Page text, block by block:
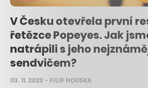
V Česku otevřela první
řetězce Popeyes. Jak
natrápili s jeho
sendvičem?
03. 11. 2023 – FILIP HOUSKA